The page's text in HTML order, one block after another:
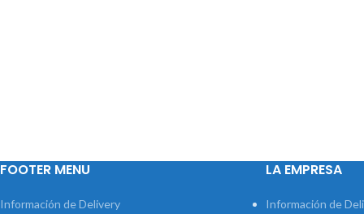
FOOTER MENU
Información de Delivery
LA EMPRESA
Información de